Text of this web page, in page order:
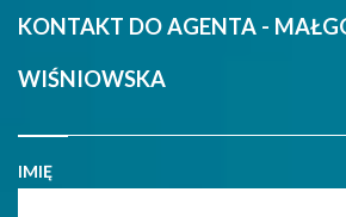
KONTAKT DO AGENTA -
WIŚNIOWSKA
IMIĘ